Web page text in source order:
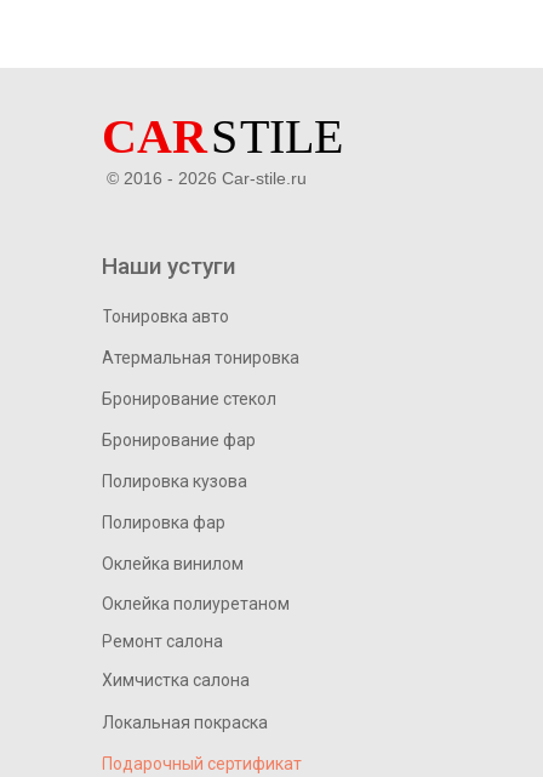
Наши устуги
Тонировка авто
Атермальная тонировка
Бронирование стекол
Бронирование фар
Локальная покраска
Подарочный сертификат
Оклейка винилом
Оклейка полиуретаном
Химчистка салона
Полировка кузова
Полировка фар
Ремонт салона
© 2016 - 2026 Car-stile.ru